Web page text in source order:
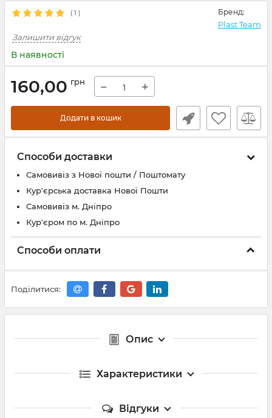
( 1 ) Бренд:
Plast Team
Залишити відгук
В наявності
160,00 грн − +
Додати в кошик
Способи доставки
Самовивіз з Нової пошти / Поштомату
Кур'єрська доставка Нової Пошти
Самовивіз м. Дніпро
Кур'єром по м. Дніпро
Способи оплати
Поділитися:
Опис
Характеристики
Відгуки